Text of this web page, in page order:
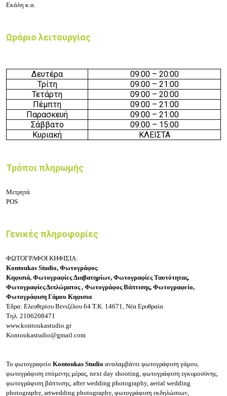
Εκάλη κ.α.
Ωράριο λειτουργίας
Δευτέρα 09:00 – 20:00
Τρίτη
09:00 – 21:00
Τετάρτη
09:00 – 20:00
Πέμπτη
09:00 – 21:00
Παρασκευή
09:00 – 21:00
Σάββατο
09:00 – 15:00
Κυριακή
ΚΛΕΙΣΤΑ
Τρόποι πληρωμής
Μετρητά
POS
Γενικές πληροφορίες
ΦΩΤΟΓΡΑΦΟΙ ΚΗΦΙΣΙΑ:
Kontoukas Studio, Φωτογράφος
Κηφισιά, Φωτογραφίες Διαβατηρίων, Φωτογραφίες Ταυτότητας,
Φωτογραφίες Διπλώματος , Φωτογράφος Βάπτισης, Φωτογραφείο,
Φωτογράφιση Γάμου Κηφισια
Έδρα: Ελευθερίου Βενιζέλου 64 Τ.Κ. 14671, Νέα Ερυθραία
Τηλ. 2106208471
www.kontoukastudio.gr
Kontoukastudio@gmail.com
Το φωτογραφείο Kontoukas Studio αναλαμβάνει φωτογράφιση γάμου,
φωτογράφιση επόμενης μέρας, next day shooting, φωτογράφιση εγκυμοσύνης,
φωτογράφιση βάπτισης, after wedding photography, aerial wedding
photography, artwedding photography, φωτογράφιση εκδηλώσεων,